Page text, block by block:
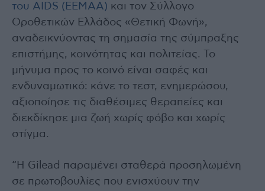
του AIDS (ΕΕΜΑΑ) και τον Σύλλογο
Οροθετικών Ελλάδος «Θετική Φωνή»,
αναδεικνύοντας τη σημασία της σύμπραξης
επιστήμης, κοινότητας και πολιτείας. Το
μήνυμα προς το κοινό είναι σαφές και
ενδυναμωτικό: κάνε το τεστ, ενημερώσου,
αξιοποίησε τις διαθέσιμες θεραπείες και
διεκδίκησε μια ζωή χωρίς φόβο και χωρίς
στίγμα.
“Η Gilead παραμένει σταθερά προσηλωμένη
σε πρωτοβουλίες που ενισχύουν την